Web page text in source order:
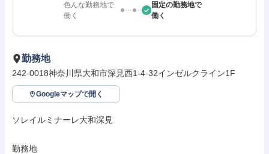
色んな勤務地で
働く
固定の勤務地で
働く
勤務地
242-0018神奈川県大和市深見西1-4-32インゼルクライン1F
Googleマップで開く
ソレイルミナーレ大和深見
勤務地